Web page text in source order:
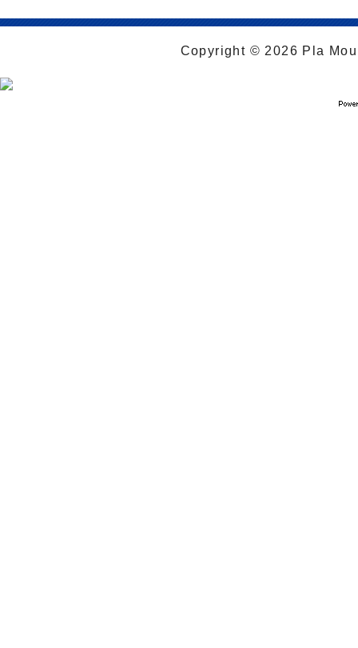
Copyright © 2026 Pla